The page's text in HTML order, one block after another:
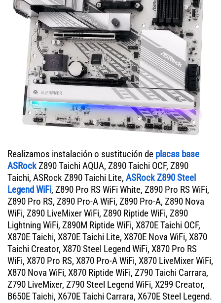
Realizamos instalación o sustitución de placas base
ASRockZ890 Taichi AQUA, Z890 Taichi OCF, Z890
Taichi, ASRock Z890 Taichi Lite, ASRock Z890 Steel
Legend WiFi, Z890 Pro RS WiFi White, Z890 Pro RS WiFi,
Z890 Pro RS, Z890 Pro-A WiFi, Z890 Pro-A, Z890 Nova
WiFi, Z890 LiveMixer WiFi, Z890 Riptide WiFi, Z890
Lightning WiFi, Z890M Riptide WiFi, X870E Taichi OCF,
X870E Taichi, X870E Taichi Lite, X870E Nova WiFi, X870
Taichi Creator, X870 Steel Legend WiFi, X870 Pro RS
WiFi, X870 Pro RS, X870 Pro-A WiFi, X870 LiveMixer WiFi,
X870 Nova WiFi, X870 Riptide WiFi, Z790 Taichi Carrara,
Z790 LiveMixer, Z790 Steel Legend WiFi, X299 Creator,
B650E Taichi, X670E Taichi Carrara, X670E Steel Legend.